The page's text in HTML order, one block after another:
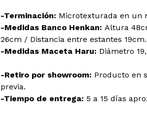
-Terminación: Microtexturada en un
-Medidas Banco Henkan: Altura
26cm / Distancia entre estantes 19cm.
-Medidas Maceta Haru: Diámetro
-Retiro por showroom: Producto en
previa.
-Tiempo de entrega: 5 a 15 días